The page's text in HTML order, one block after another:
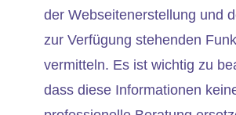
der Webseitenerstellung und
zur Verfügung stehenden
vermitteln. Es ist wichtig zu
dass diese Informationen